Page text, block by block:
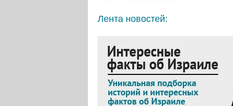
Лента новостей: